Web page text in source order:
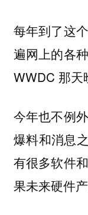
每年到了这
遍网上的各
WWDC 那天
今年也不例
爆料和消息
有很多软件
果未来硬件